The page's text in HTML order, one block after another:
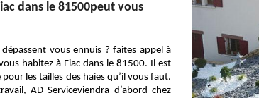
dans le 81500peut vous
dépassent vous ennuis ? faites appel à
habitez à Fiac dans le 81500. Il est
pour les tailles des haies qu’il vous faut.
AD Serviceviendra d’abord chez